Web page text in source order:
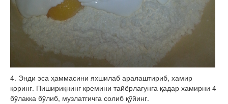
4. Энди эса ҳаммасини яхшилаб аралаштириб, хамир
қоринг. Пишириқнинг кремини тайёрлагунга қадар хамирни 4
бўлакка бўлиб, музлатгичга солиб қўйинг.